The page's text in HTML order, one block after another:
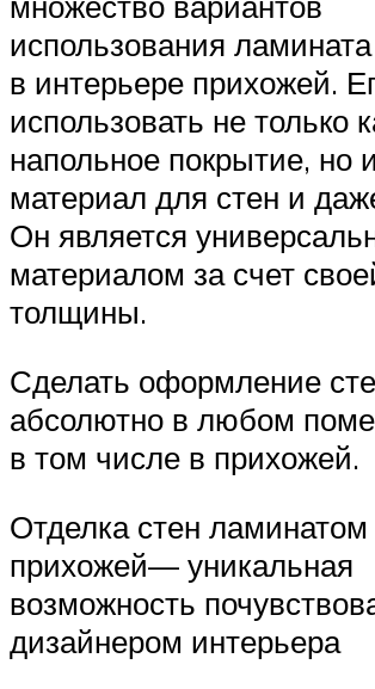
использования
в интерьере прихожей.
использовать не только
напольное покрытие, но
материал для стен и
Он является
материалом за счет
толщины.
Сделать оформление
абсолютно в любом
в том числе в прихожей.
Отделка стен ламинатом
прихожей— уникальная
возможность
дизайнером интерьера